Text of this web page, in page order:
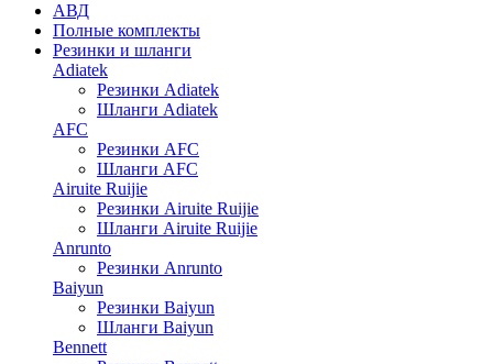
АВД
Полные комплекты
Резинки и шланги
Adiatek
Резинки Adiatek
Шланги Adiatek
AFC
Резинки AFC
Шланги AFC
Airuite Ruijie
Резинки Airuite Ruijie
Шланги Airuite Ruijie
Anrunto
Резинки Anrunto
Baiyun
Резинки Baiyun
Шланги Baiyun
Bennett